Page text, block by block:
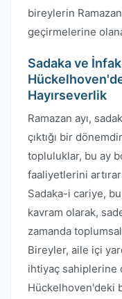
bireylerin
geçirmelerine
Sadaka ve
Hayırseverlik
Ramazan ayı,
çıktığı bir
topluluklar, bu ay
faaliyetlerini
Sadaka-i cariye,
kavram olarak,
zamanda toplumsal
Bireyler, aile içi
ihtiyaç sahiplerine
Hückelhoven'deki